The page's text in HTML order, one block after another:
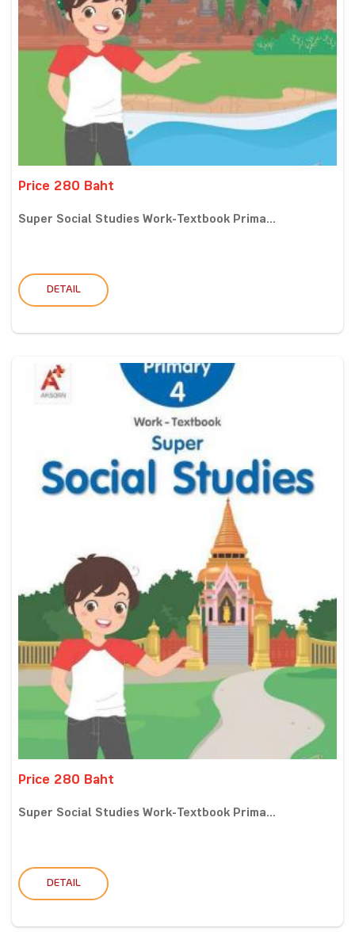
Price 280 Baht
Super Social Studies Work-Textbook Prima...
DETAIL
Price 280 Baht
Super Social Studies Work-Textbook Prima...
DETAIL